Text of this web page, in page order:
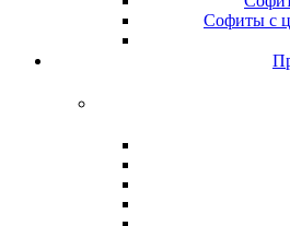
Софиты с